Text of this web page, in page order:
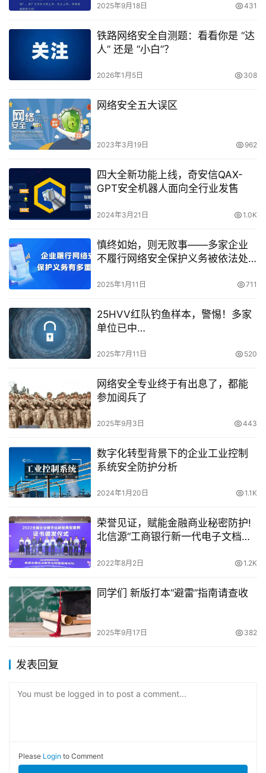
2025年9月18日 431
铁路网络安全自测题：看看你是 “达
人” 还是 “小白”？
2026年1月5日 308
网络安全五大误区
2023年3月19日 962
四大全新功能上线，奇安信QAX-
GPT安全机器人面向全行业发售
2024年3月21日 1.0K
慎终如始，则无败事——多家企业
不履行网络安全保护义务被依法处
2025年1月11日 711
25HVV红队钓鱼样本，警惕！多家
单位已中…
2025年7月11日 520
网络安全专业终于有出息了，都能
参加阅兵了
2025年9月3日 443
数字化转型背景下的企业工业控制
系统安全防护分析
2024年1月20日 1.1K
荣誉见证，赋能金融商业秘密防护!
北信源“工商银行新一代电子文档管
转型典型案例”
2022年8月2日 1.2K
同学们 新版打本“避雷”指南请查收
2025年9月17日 382
发表回复
You must be logged in to post a comment...
Please Login to Comment